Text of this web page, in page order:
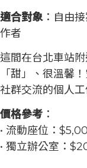
適合對象：自由
作者
這間在台北車站
「甜」、很溫馨
社群交流的個人工
價格參考 ：
• 流動座位：
• 獨立辦公室：